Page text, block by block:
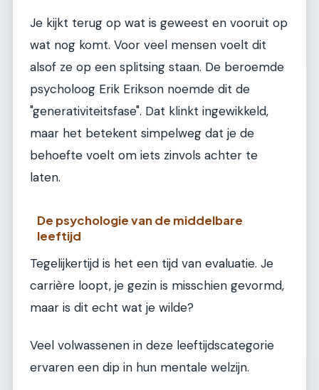
Je kijkt terug op wat is geweest en vooruit op
wat nog komt. Voor veel mensen voelt dit
alsof ze op een splitsing staan. De beroemde
psycholoog Erik Erikson noemde dit de
"generativiteitsfase". Dat klinkt ingewikkeld,
maar het betekent simpelweg dat je de
behoefte voelt om iets zinvols achter te
laten.
De psychologie van de middelbare
leeftijd
Tegelijkertijd is het een tijd van evaluatie. Je
carrière loopt, je gezin is misschien gevormd,
maar is dit echt wat je wilde?
Veel volwassenen in deze leeftijdscategorie
ervaren een dip in hun mentale welzijn.